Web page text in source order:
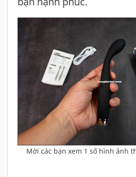
Mời các bạn xem 1 số hình ảnh